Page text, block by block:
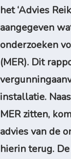
het ‘Advies
aangegeven
onderzoeken
(MER). Dit
installatie.
MER zitten,
advies van de
hierin terug.